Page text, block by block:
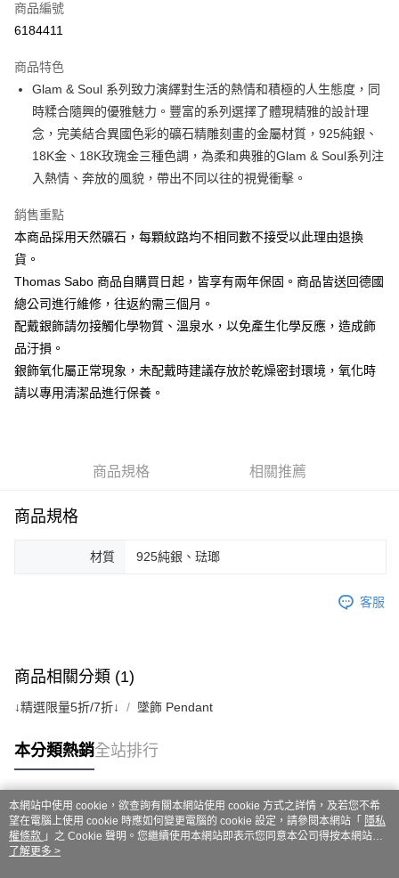
Apple Pay
ATM付款
運送方式
黑貓宅急便
每筆NT$100，滿NT$3,000(含以上)免運費
商品編號
6184411
商品特色
Glam & Soul 系列致力演繹對生活的熱情和積極的人生態度，同
時糅合隨興的優雅魅力。豐富的系列選擇了體現精雅的設計理
念，完美結合異國色彩的礦石精雕刻畫的金屬材質，925純銀、
18K金、18K玫瑰金三種色調，為柔和典雅的Glam & Soul系列注
入熱情、奔放的風貌，帶出不同以往的視覺衝擊。
銷售重點
本商品採用天然礦石，每顆紋路均不相同數不接受以此理由退換
貨。
Thomas Sabo 商品自購買日起，皆享有兩年保固。商品皆送回德國
總公司進行維修，往返約需三個月。
配戴銀飾請勿接觸化學物質、溫泉水，以免產生化學反應，造成飾
品汙損。
銀飾氧化屬正常現象，未配戴時建議存放於乾燥密封環境，氧化時
請以專用清潔品進行保養。
商品規格 相關推薦
商品規格
材質 925純銀、琺瑯
客服
商品相關分類 (1)
↓精選限量5折/7折↓ 墜飾 Pendant
本分類熱銷全站排行
熱門標籤
本網站中使用 cookie，欲查詢有關本網站使用 cookie 方式之詳情，及若您不希
望在電腦上使用 cookie 時應如何變更電腦的 cookie 設定，請參閱本網站「 隱私
權條款 」之 Cookie 聲明。您繼續使用本網站即表示您同意本公司得按本網站使
用條款之 Cookie 聲明使用 cookie。
了解更多 >